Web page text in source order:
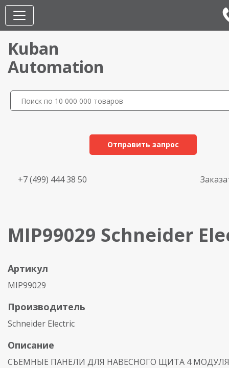
Kuban
Automation
Отправить запрос
+7 (499) 444 38 50
MIP99029 Schneider
Артикул
MIP99029
Производитель
Schneider Electric
Описание
СЪЕМНЫЕ ПАНЕЛИ ДЛЯ НАВЕСНОГО ЩИТА 4